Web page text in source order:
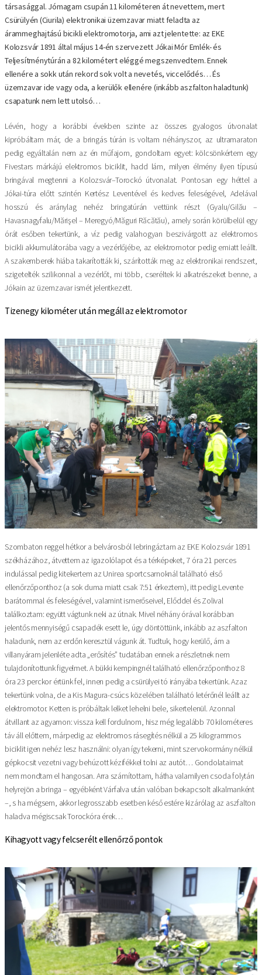
társasággal. Jómagam csupán 11 kilométeren át nevettem, mert
Csürülyén (Ciurila) elektronikai üzemzavar miatt feladta az
árammeghajtású bicikli elektromotorja, ami azt jelentette: az EKE
Kolozsvár 1891 által május 14-én szervezett Jókai Mór Emlék- és
Teljesítménytúrán a 82 kilométert eléggé megszenvedtem. Ennek
ellenére a sokk után rekord sok volt a nevetés, viccelődés… És
üzemzavar ide vagy oda, a kerülők ellenére (inkább aszfalton haladtunk)
csapatunk nem lett utolsó…
Lévén, hogy a korábbi években szinte az összes gyalogos útvonalat
kipróbáltam már, de a bringás túrán is voltam néhányszor, az ultramaraton
pedig egyáltalán nem az én műfajom, gondoltam egyet: kölcsönkértem egy
Fivestars márkájú elektromos biciklit, hadd lám, milyen élmény ilyen típusú
bringával megtenni a Kolozsvár–Torockó útvonalat. Pontosan egy héttel a
Jókai-túra előtt szintén Kertész Leventével és kedves feleségével, Adelával
hosszú és aránylag nehéz bringatúrán vettünk részt (Gyalu/Gilău –
Havasnagyfalu/Mărişel – Meregyó/Măguri Răcătău), amely során körülbelül egy
órát esőben tekertünk, a víz pedig valahogyan beszivárgott az elektromos
bicikli akkumulátorába vagy a vezérlőjébe, az elektromotor pedig emiatt leállt.
A szakemberek hiába takarították ki, szárították meg az elektronikai rendszert,
szigetelték szilikonnal a vezérlőt, mi több, cseréltek ki alkatrészeket benne, a
Jókain az üzemzavar ismét jelentkezett.
Tizenegy kilométer után megáll az elektromotor
Szombaton reggel hétkor a belvárosból lebringáztam az EKE Kolozsvár 1891
székházához, átvettem az igazolólapot és a térképeket, 7 óra 21 perces
indulással pedig kitekertem az Unirea sportcsarnoknál található első
ellenőrzőponthoz (a sok duma miatt csak 7:51 érkeztem), itt pedig Levente
barátommal és feleségével, valamint ismerőseivel, Előddel és Zolival
találkoztam: együtt vágtunk neki az útnak. Mivel néhány órával korábban
jelentős mennyiségű csapadék esett le, úgy döntöttünk, inkább az aszfalton
haladunk, nem az erdőn keresztül vágunk át. Tudtuk, hogy kerülő, ám a
villanyáram jelenléte adta „erősítés” tudatában ennek a részletnek nem
tulajdonítottunk figyelmet. A bükki kempingnél található ellenőrzőponthoz 8
óra 23 perckor értünk fel, innen pedig a csürülyei tó irányába tekertünk. Azaz
tekertünk volna, de a Kis Magura-csúcs közelében található letérőnél leállt az
elektromotor. Ketten is próbáltak lelket lehelni bele, sikertelenül. Azonnal
átvillant az agyamon: vissza kell fordulnom, hisz még legalább 70 kilométeres
táv áll előttem, márpedig az elektromos rásegítés nélkül a 25 kilogrammos
biciklit igen nehéz lesz használni: olyan így tekerni, mint szervokormány nélkül
gépkocsit vezetni vagy behúzott kézifékkel tolni az autót… Gondolataimat
nem mondtam el hangosan. Arra számítottam, hátha valamilyen csoda folytán
helyrejön a bringa – egyébként Várfalva után valóban bekapcsolt alkalmanként
–, s ha mégsem, akkor legrosszabb esetben késő estére kizárólag az aszfalton
haladva mégiscsak Torockóra érek…
Kihagyott vagy felcserélt ellenőrző pontok